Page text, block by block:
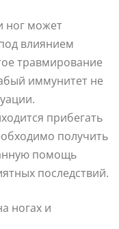
ног может
влиянием
травмирование
иммунитет не
прибегать
получить
помощь
последствий.